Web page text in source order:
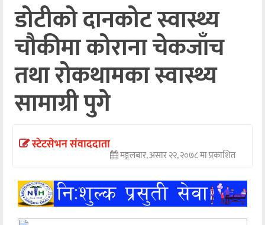
अन्तराष्ट्रिय
अन्तर्वार्ता
अर्थ
खेलकुद
मनोरञ्जन
डोटीको दानकोट स्वास्थ्य
चौकीमा कोराना चेकजाँच
तथा रोकथामका स्वास्थ्य
सामाग्री पुगे
स्टेटसेभन संवाददाता
मङ्गलबार, असार २२, २०७८ मा प्रकाशित